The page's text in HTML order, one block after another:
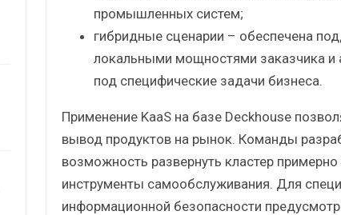
промышленных систем;
гибридные сценарии – обеспечена
локальными мощностями заказчика и
под специфические задачи бизнеса.
Применение KaaS на базе Deckhouse
вывод продуктов на рынок. Команды
возможность развернуть кластер
инструменты самообслуживания. Для
информационной безопасности